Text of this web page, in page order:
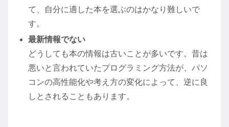
て、自分に適した本を選ぶのはかなり難しいで
す。
最新情報でない
どうしても本の情報は古いことが多いです。昔は
悪いと言われていたプログラミング方法が、パソ
コンの高性能化や考え方の変化によって、逆に良
しとされることもあります。